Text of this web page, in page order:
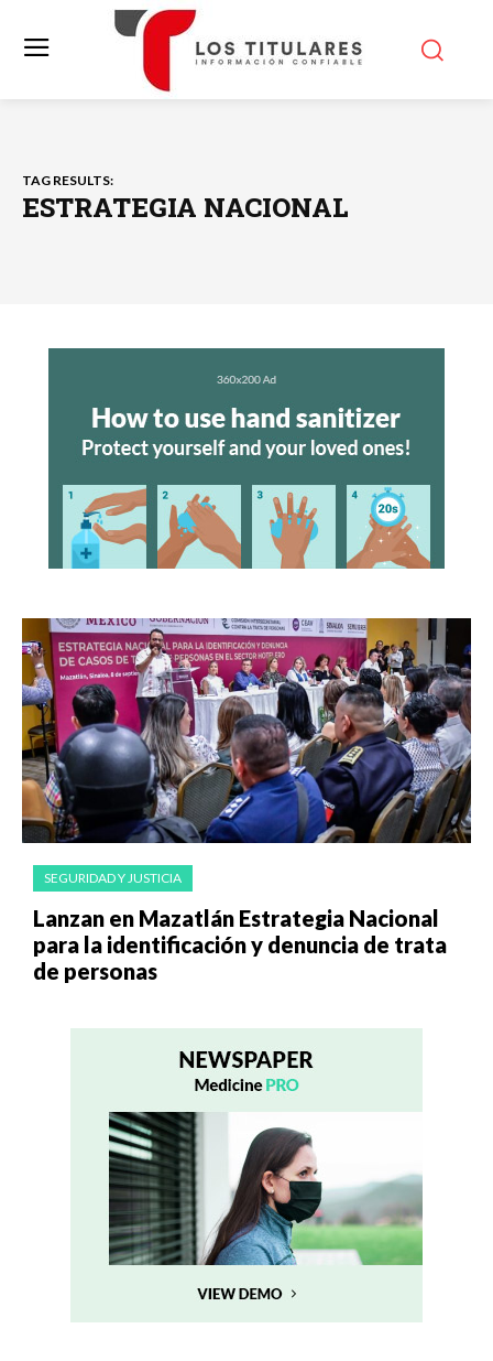
TAG RESULTS:
ESTRATEGIA NACIONAL
SEGURIDAD Y JUSTICIA
Lanzan en Mazatlán Estrategia Nacional
para la identificación y denuncia de trata
de personas